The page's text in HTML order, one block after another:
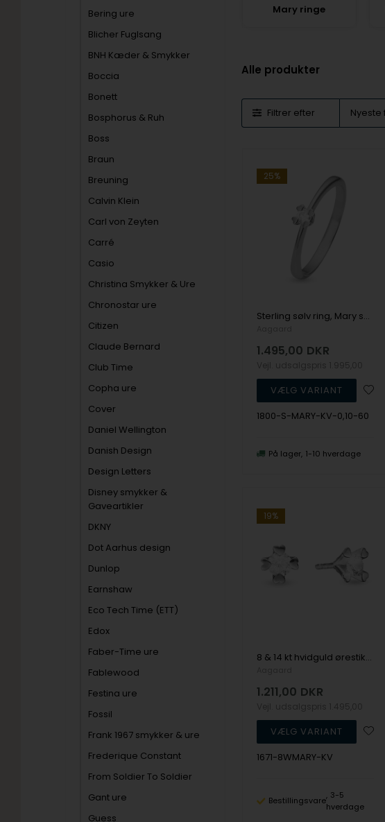
Bering ure
Blicher Fuglsang
BNH Kæder & Smykker
Boccia
Bonett
Bosphorus & Ruh
Boss
Braun
Breuning
Calvin Klein
Carl von Zeyten
Carré
Casio
Christina Smykker & Ure
Chronostar ure
Citizen
Claude Bernard
Club Time
Copha ure
Cover
Daniel Wellington
Danish Design
Design Letters
Disney smykker &
Gaveartikler
DKNY
Dot Aarhus design
Dunlop
Earnshaw
Eco Tech Time (ETT)
Edox
Faber-Time ure
Fablewood
Festina ure
Fossil
Frank 1967 smykker & ure
Frederique Constant
From Soldier To Soldier
Gant ure
Guess
Mary ringe
Alle produkter
Filtrer efter
25%
Sterling sølv ring, Mary serien by Aagaard med ialt 0,10 ct labgrown diamant
1.495,00 DKR
1800-S-MARY-KV-0,10-60
På lager 1-10 hverdage
19%
8 & 14 kt hvidguld ørestikkere, Mary serien by Aagaard med ialt 2 x 0,03 til 1,00 ct labgrown diamanter
1.211,00 DKR
1671-8WMARY-KV
Bestillingsvare
3-5
hverdage